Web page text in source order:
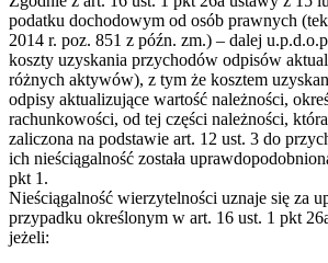
podatku dochodowym od osób prawnych
2014 r. poz. 851 z późn. zm.) – dalej
koszty uzyskania przychodów odpisów
różnych aktywów), z tym że kosztem
odpisy aktualizujące wartość należności,
rachunkowości, od tej części należności,
zaliczona na podstawie art. 12 ust. 3 do
ich nieściągalność została
pkt 1.
Nieściągalność wierzytelności uznaje się za
przypadku określonym w art. 16 ust. 1 pkt
jeżeli: